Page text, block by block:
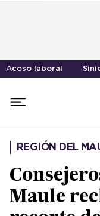
Acoso laboral
REGIÓN DEL
Maule